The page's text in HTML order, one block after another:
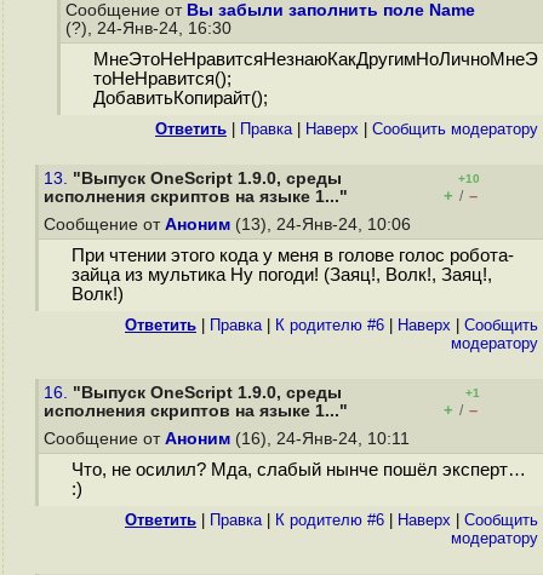
Сообщение от Вы забыли заполнить поле Name
(?), 24-Янв-24, 16:30
МнеЭтоНеНравитсяНезнаюКакДругимНоЛичноМнеЭ
тоНеНравится();
ДобавитьКопирайт();
Ответить Правка| Наверх Cообщить модератору
13. "Выпуск OneScript 1.9.0, среды
исполнения скриптов на языке 1..."
+10
+ / –
Сообщение от Аноним (13), 24-Янв-24, 10:06
При чтении этого кода у меня в голове голос робота-
зайца из мультика Ну погоди! (Заяц!, Волк!, Заяц!,
Волк!)
Ответить Правка| К родителю #6 Наверх
Cообщить
модератору
16. "Выпуск OneScript 1.9.0, среды
исполнения скриптов на языке 1..."
+1
+ / –
Сообщение от Аноним (16), 24-Янв-24, 10:11
Что, не осилил? Мда, слабый нынче пошёл эксперт…
:)
Ответить Правка| К родителю #6 Наверх
Cообщить
модератору